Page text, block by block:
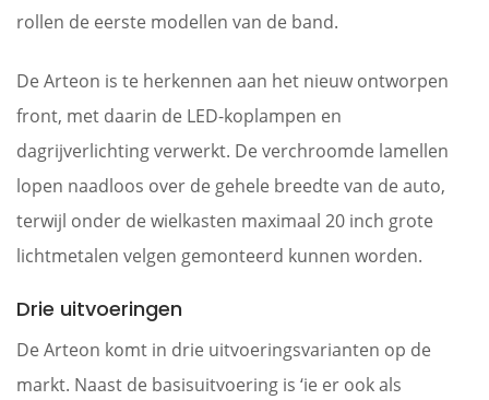
rollen de eerste modellen van de band.
De Arteon is te herkennen aan het nieuw ontworpen
front, met daarin de LED-koplampen en
dagrijverlichting verwerkt. De verchroomde lamellen
lopen naadloos over de gehele breedte van de auto,
terwijl onder de wielkasten maximaal 20 inch grote
lichtmetalen velgen gemonteerd kunnen worden.
Drie uitvoeringen
De Arteon komt in drie uitvoeringsvarianten op de
markt. Naast de basisuitvoering is ‘ie er ook als